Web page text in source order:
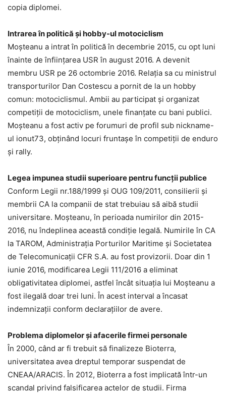
copia diplomei.
Intrarea în politică și hobby-ul motociclism
Moșteanu a intrat în politică în decembrie 2015, cu opt luni
înainte de înființarea USR în august 2016. A devenit
membru USR pe 26 octombrie 2016. Relația sa cu ministrul
transporturilor Dan Costescu a pornit de la un hobby
comun: motociclismul. Ambii au participat și organizat
competiții de motociclism, unele finanțate cu bani publici.
Moșteanu a fost activ pe forumuri de profil sub nickname-
ul ionut73, obținând locuri fruntașe în competiții de enduro
și rally.
Legea impunea studii superioare pentru funcții publice
Conform Legii nr.188/1999 și OUG 109/2011, consilierii și
membrii CA la companii de stat trebuiau să aibă studii
universitare. Moșteanu, în perioada numirilor din 2015-
2016, nu îndeplinea această condiție legală. Numirile în CA
la TAROM, Administrația Porturilor Maritime și Societatea
de Telecomunicații CFR S.A. au fost provizorii. Doar din 1
iunie 2016, modificarea Legii 111/2016 a eliminat
obligativitatea diplomei, astfel încât situația lui Moșteanu a
fost ilegală doar trei luni. În acest interval a încasat
indemnizații conform declarațiilor de avere.
Problema diplomelor și afacerile firmei personale
În 2000, când ar fi trebuit să finalizeze Bioterra,
universitatea avea dreptul temporar suspendat de
CNEAA/ARACIS. În 2012, Bioterra a fost implicată într-un
scandal privind falsificarea actelor de studii. Firma